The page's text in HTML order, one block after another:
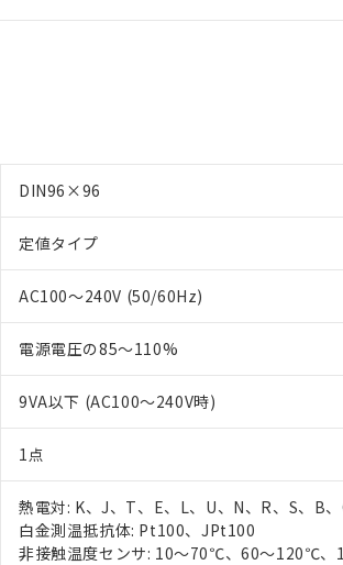
DIN96×96
定値タイプ
AC100～240V (50/60Hz)
電源電圧の85～110%
9VA以下 (AC100～240V時)
1点
熱電対: K、J、T、E、L、U、N、R、S、B
白金測温抵抗体: Pt100、JPt100
非接触温度センサ: 10～70℃、60～120℃